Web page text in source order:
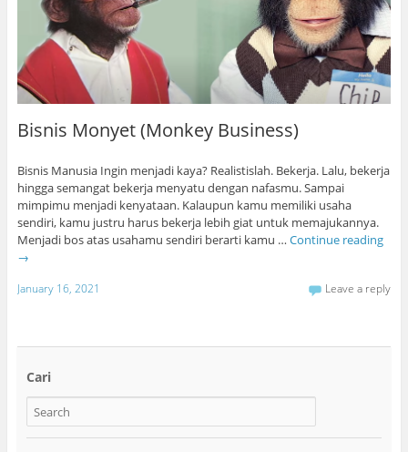
Bisnis Monyet (Monkey Business)
Bisnis Manusia Ingin menjadi kaya? Realistislah. Bekerja. Lalu, bekerja
hingga semangat bekerja menyatu dengan nafasmu. Sampai
mimpimu menjadi kenyataan. Kalaupun kamu memiliki usaha
sendiri, kamu justru harus bekerja lebih giat untuk memajukannya.
Menjadi bos atas usahamu sendiri berarti kamu … Continue reading
→
January 16, 2021 Leave a reply
Cari